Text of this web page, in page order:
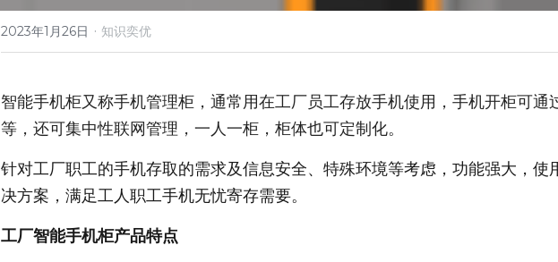
2023年1月26日 · 知识奕优
智能手机柜又称手机管理柜，通常用在工厂员工存放手机使用，手机开柜可通
等，还可集中性联网管理，一人一柜，柜体也可定制化。
针对工厂职工的手机存取的需求及信息安全、特殊环境等考虑，功能强大，使
决方案，满足工人职工手机无忧寄存需要。
工厂智能手机柜产品特点